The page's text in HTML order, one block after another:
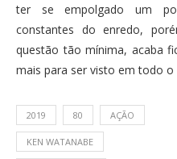
ter se empolgado um
constantes do enredo,
questão tão mínima, acaba
mais para ser visto em todo o
2019 80 AÇÃO
KEN WATANABE